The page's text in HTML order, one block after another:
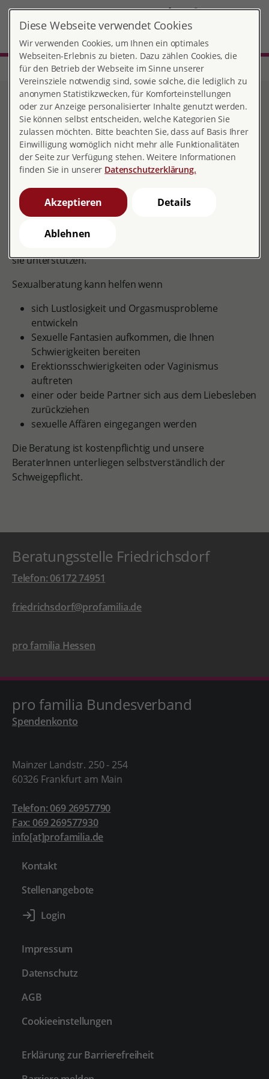
DE
Start Hessen Beratungsstelle Friedrichsdorf Sexualberatung
Sexualberatung
Sexualberatung:
Das sexuelle Erleben verändert sich im Laufe eines
Lebens. Mitunter spiegeln sich hier Schwierigkeiten
wieder, die aus anderen Lebensbereichen stammen.
Häufig besteht zunächst die größte Hürde darin, über
sie unterstützen.
Sexualberatung kann helfen wenn
sich Lustlosigkeit und Orgasmusprobleme
entwickeln
Sexuelle Fantasien aufkommen, die Ihnen
Schwierigkeiten bereiten
Erektionsschwierigkeiten oder Vaginismus
auftreten
einer oder beide Partner sich aus dem Liebesleben
zurückziehen
sexuelle Affären eingegangen werden
Die Beratung ist kostenpflichtig und unsere
BeraterInnen unterliegen selbstverständlich der
Schweigepflicht.
Beratungsstelle Friedrichsdorf
Telefon: 06172 74951
friedrichsdorf@profamilia.de
pro familia Hessen
pro familia Bundesverband
Spendenkonto
Mainzer Landstr. 250 - 254
60326 Frankfurt am Main
Telefon: 069 26957790
Fax: 069 269577930
info[at]profamilia.de
Kontakt
Stellenangebote
Impressum
Datenschutz
AGB
Cookieeinstellungen
Erklärung zur Barrierefreiheit
Diese Webseite verwendet Cookies
Wir verwenden Cookies, um Ihnen ein optimales
Webseiten-Erlebnis zu bieten. Dazu zählen Cookies, die
für den Betrieb der Webseite im Sinne unserer
Vereinsziele notwendig sind, sowie solche, die lediglich zu
anonymen Statistikzwecken, für Komforteinstellungen
oder zur Anzeige personalisierter Inhalte genutzt werden.
Sie können selbst entscheiden, welche Kategorien Sie
zulassen möchten. Bitte beachten Sie, dass auf Basis Ihrer
Einwilligung womöglich nicht mehr alle Funktionalitäten
der Seite zur Verfügung stehen. Weitere Informationen
finden Sie in unserer Datenschutzerklärung.
Akzeptieren Details
Ablehnen